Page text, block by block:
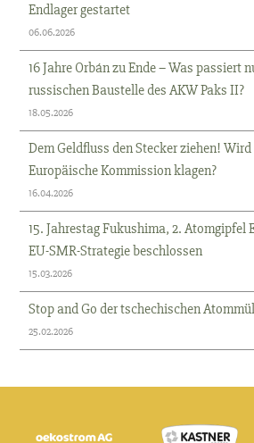
Endlager gestartet
06.06.2026
16 Jahre Orbán zu Ende – Was passiert
russischen Baustelle des AKW Paks II?
18.05.2026
Dem Geldfluss den Stecker ziehen!
Europäische Kommission klagen?
16.04.2026
15. Jahrestag Fukushima, 2. Atomgipfel
EU-SMR-Strategie beschlossen
15.03.2026
Stop and Go der tschechischen
25.02.2026